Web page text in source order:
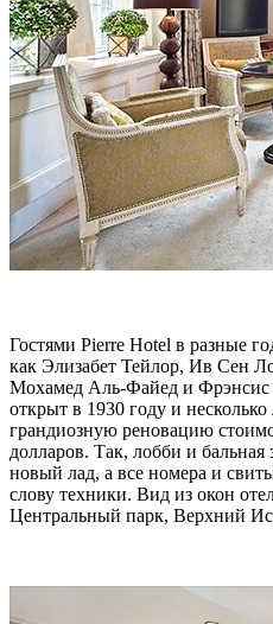
Гостями Pierre Hotel в разные
как Элизабет Тейлор, Ив Сен
Мохамед Аль-Файед и
открыт в 1930 году и
грандиозную реновацию
долларов. Так, лобби и
новый лад, а все номера и
слову техники. Вид из окон
Центральный парк, Верхний